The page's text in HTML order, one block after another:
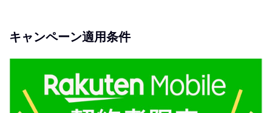
キャンペーン適用条件